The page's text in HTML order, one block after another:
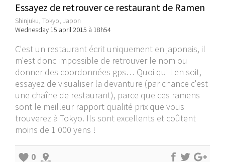
Essayez de retrouver ce restaurant de Ramen
Shinjuku, Tokyo, Japon
Wednesday 15 april 2015 à 18h54
C'est un restaurant écrit uniquement en japonais, il
m'est donc impossible de retrouver le nom ou
donner des coordonnées gps… Quoi qu'il en soit,
essayez de visualiser la devanture (par chance c'est
une chaîne de restaurant), parce que ces ramens
sont le meilleur rapport qualité prix que vous
trouverez à Tokyo. Ils sont excellents et coûtent
moins de 1 000 yens !
0